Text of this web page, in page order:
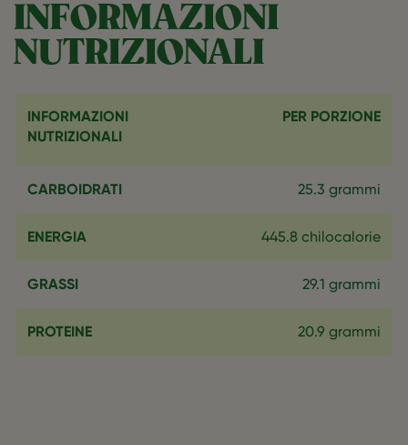
INFORMAZIONI
NUTRIZIONALI
INFORMAZIONI
NUTRIZIONALI
PER PORZIONE
CARBOIDRATI 25.3 grammi
ENERGIA 445.8 chilocalorie
GRASSI 29.1 grammi
PROTEINE 20.9 grammi